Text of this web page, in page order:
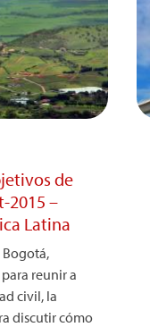
de
2015 –
Latina
reunir a
civil, la
discutir cómo